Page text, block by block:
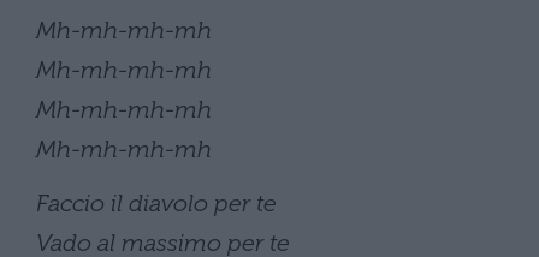
Mh-mh-mh-mh
Mh-mh-mh-mh
Mh-mh-mh-mh
Mh-mh-mh-mh
Faccio il diavolo per te
Vado al massimo per te